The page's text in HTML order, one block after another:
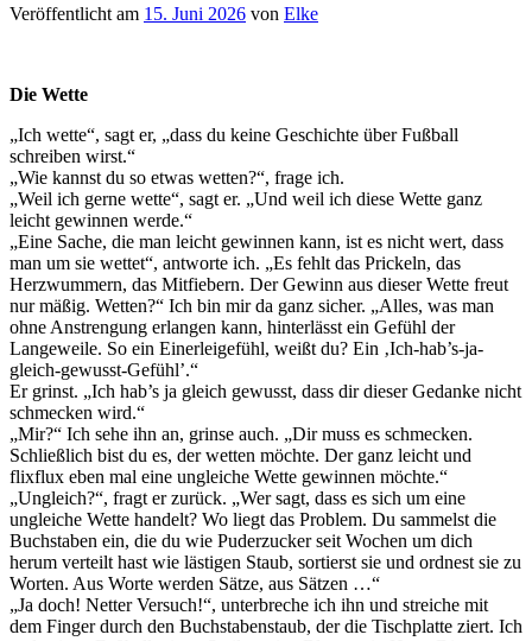
Veröffentlicht am 15. Juni 2026 von Elke
Die Wette
„Ich wette“, sagt er, „dass du keine Geschichte über Fußball
schreiben wirst.“
„Wie kannst du so etwas wetten?“, frage ich.
„Weil ich gerne wette“, sagt er. „Und weil ich diese Wette ganz
leicht gewinnen werde.“
„Eine Sache, die man leicht gewinnen kann, ist es nicht wert, dass
man um sie wettet“, antworte ich. „Es fehlt das Prickeln, das
Herzwummern, das Mitfiebern. Der Gewinn aus dieser Wette freut
nur mäßig. Wetten?“ Ich bin mir da ganz sicher. „Alles, was man
ohne Anstrengung erlangen kann, hinterlässt ein Gefühl der
Langeweile. So ein Einerleigefühl, weißt du? Ein ‚Ich-hab’s-ja-
gleich-gewusst-Gefühl’.“
Er grinst. „Ich hab’s ja gleich gewusst, dass dir dieser Gedanke nicht
schmecken wird.“
„Mir?“ Ich sehe ihn an, grinse auch. „Dir muss es schmecken.
Schließlich bist du es, der wetten möchte. Der ganz leicht und
flixflux eben mal eine ungleiche Wette gewinnen möchte.“
„Ungleich?“, fragt er zurück. „Wer sagt, dass es sich um eine
ungleiche Wette handelt? Wo liegt das Problem. Du sammelst die
Buchstaben ein, die du wie Puderzucker seit Wochen um dich
herum verteilt hast wie lästigen Staub, sortierst sie und ordnest sie zu
Worten. Aus Worte werden Sätze, aus Sätzen …“
„Ja doch! Netter Versuch!“, unterbreche ich ihn und streiche mit
dem Finger durch den Buchstabenstaub, der die Tischplatte ziert. Ich